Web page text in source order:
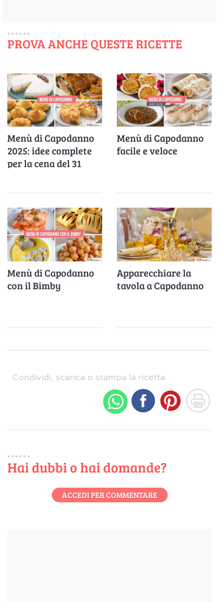
PROVA ANCHE QUESTE RICETTE
Menù di Capodanno
2025: idee complete
per la cena del 31
Menù di Capodanno
facile e veloce
Menù di Capodanno
con il Bimby
Apparecchiare la
tavola a Capodanno
Condividi, scarica o stampa la ricetta
Hai dubbi o hai domande?
ACCEDI PER COMMENTARE